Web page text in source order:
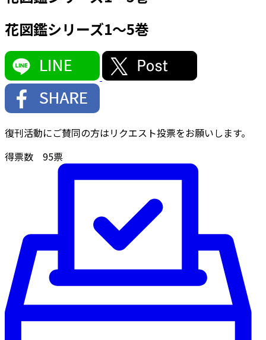
花図鑑シリーズ1～5巻
復刊活動にご賛同の方はリクエスト投票をお願いします。
得票数 95票